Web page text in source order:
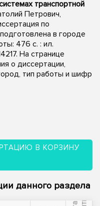
транспортной
Петрович,
по
в городе
476 с. : ил.
На странице
о диссертации,
тип работы и шифр
В КОРЗИНУ
данного раздела